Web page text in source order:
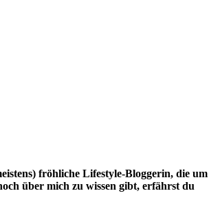
fröhliche Lifestyle-Bloggerin, die um
über mich zu wissen gibt, erfährst du